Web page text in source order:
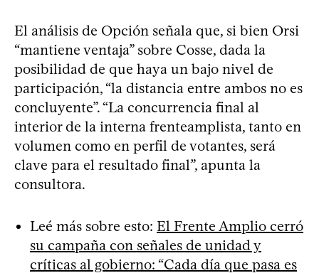
El análisis de Opción señala que, si bien Orsi
“mantiene ventaja” sobre Cosse, dada la
posibilidad de que haya un bajo nivel de
participación, “la distancia entre ambos no es
concluyente”. “La concurrencia final al
interior de la interna frenteamplista, tanto en
volumen como en perfil de votantes, será
clave para el resultado final”, apunta la
consultora.
Leé más sobre esto: El Frente Amplio cerró
su campaña con señales de unidad y
críticas al gobierno: “Cada día que pasa es